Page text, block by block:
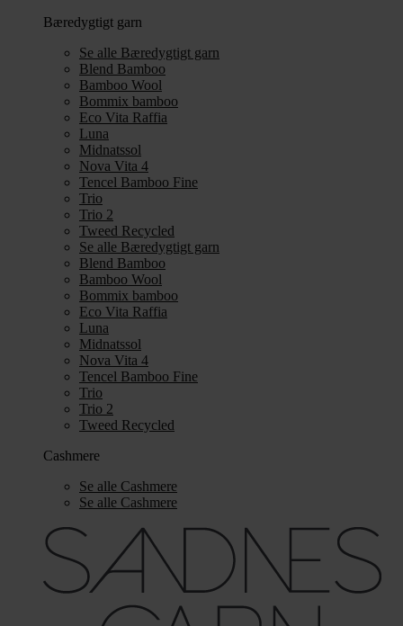
Bæredygtigt garn
Se alle Bæredygtigt garn
Blend Bamboo
Bamboo Wool
Bommix bamboo
Eco Vita Raffia
Luna
Midnatssol
Nova Vita 4
Tencel Bamboo Fine
Trio
Trio 2
Tweed Recycled
Se alle Bæredygtigt garn
Blend Bamboo
Bamboo Wool
Bommix bamboo
Eco Vita Raffia
Luna
Midnatssol
Nova Vita 4
Tencel Bamboo Fine
Trio
Trio 2
Tweed Recycled
Cashmere
Se alle Cashmere
Se alle Cashmere